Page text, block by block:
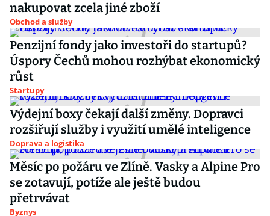
nakupovat zcela jiné zboží
Obchod a služby
Penzijní fondy jako investoři do startupů?
Úspory Čechů mohou rozhýbat ekonomický
růst
Startupy
Výdejní boxy čekají další změny. Dopravci
rozšiřují služby i využití umělé inteligence
Doprava a logistika
Měsíc po požáru ve Zlíně. Vasky a Alpine Pro
se zotavují, potíže ale ještě budou
přetrvávat
Byznys